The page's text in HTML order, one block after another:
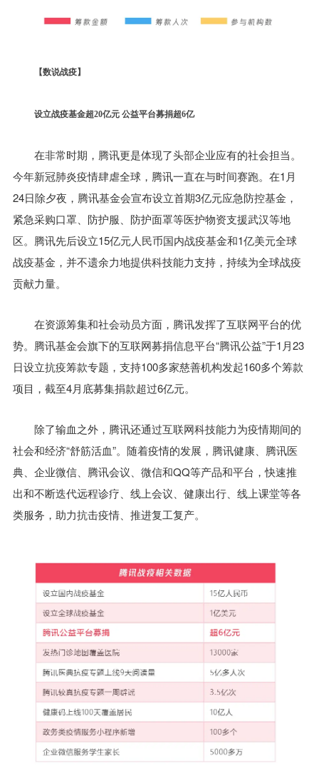
【数说战疫】
设立战疫基金超20亿元 公益平台募捐超6亿
在非常时期，腾讯更是体现了头部企业应有的社会担当。
今年新冠肺炎疫情肆虐全球，腾讯一直在与时间赛跑。在1月
24日除夕夜，腾讯基金会宣布设立首期3亿元应急防控基金，
紧急采购口罩、防护服、防护面罩等医护物资支援武汉等地
区。腾讯先后设立15亿元人民币国内战疫基金和1亿美元全球
战疫基金，并不遗余力地提供科技能力支持，持续为全球战疫
贡献力量。
在资源筹集和社会动员方面，腾讯发挥了互联网平台的优
势。腾讯基金会旗下的互联网募捐信息平台“腾讯公益”于1月23
日设立抗疫筹款专题，支持100多家慈善机构发起160多个筹款
项目，截至4月底募集捐款超过6亿元。
除了输血之外，腾讯还通过互联网科技能力为疫情期间的
社会和经济“舒筋活血”。随着疫情的发展，腾讯健康、腾讯医
典、企业微信、腾讯会议、微信和QQ等产品和平台，快速推
出和不断迭代远程诊疗、线上会议、健康出行、线上课堂等各
类服务，助力抗击疫情、推进复工复产。